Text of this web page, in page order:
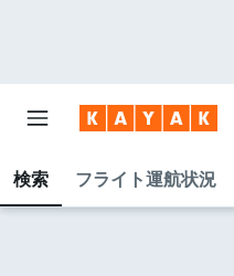
検索 フライト運航状況